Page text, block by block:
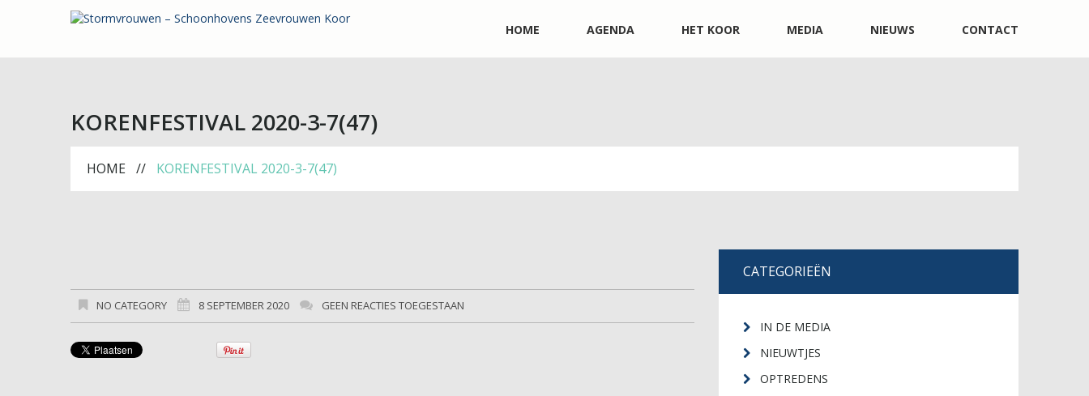
HOME AGENDA HET KOOR MEDIA NIEUWS CONTACT
KORENFESTIVAL 2020-3-7(47)
HOME KORENFESTIVAL 2020-3-7(47)
NO CATEGORY 8 SEPTEMBER 2020 GEEN REACTIES TOEGESTAAN
CATEGORIEËN
IN DE MEDIA
NIEUWTJES
OPTREDENS